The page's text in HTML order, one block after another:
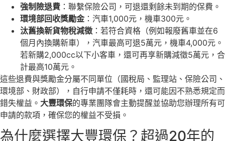
強制險退費 ：聯繫保險公司，可退還剩餘未到期的保費。
環境部回收獎勵金 ：汽車1,000元，機車300元。
汰舊換新貨物稅減徵 ：若符合資格（例如報廢舊車並在6
個月內換購新車），汽車最高可退5萬元，機車4,000元。
若新購2,000cc以下小客車，還可再享新購減徵5萬元，合
計最高10萬元。
這些退費與獎勵金分屬不同單位（國稅局、監理站、保險公司、
環境部、財政部），自行申請不僅耗時，還可能因不熟悉規定而
錯失權益。 大豐環保的專業團隊會主動提醒並協助您辦理所有可
申請的款項，確保您的權益不受損。
為什麼選擇大豐環保？超過20年的